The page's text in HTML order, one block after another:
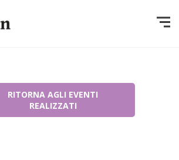
RITORNA AGLI EVENTI
REALIZZATI